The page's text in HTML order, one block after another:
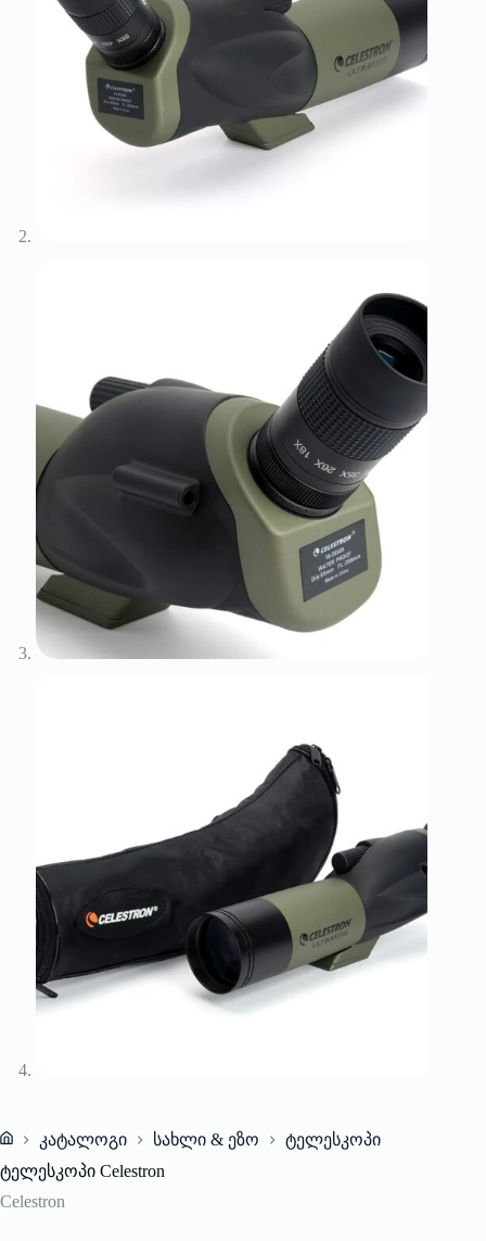
Home
კატალოგი სახლი & ეზო
ტელესკოპი
ტელესკოპი Celestron
Celestron